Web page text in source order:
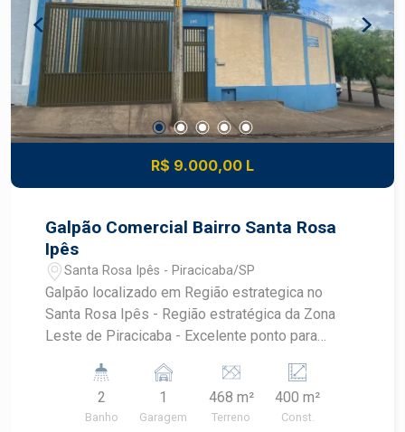
R$ 9.000,00 L
Galpão Comercial Bairro Santa Rosa
Ipês
Santa Rosa Ipês - Piracicaba/SP
Galpão localizado em Região estrategica no
Santa Rosa Ipês - Região estratégica da Zona
Leste de Piracicaba - Excelente ponto para
amplo, bem distribuído e funcional - Espaço ideal
para armazenamento, produção ou operação
Diferenciais : - 2 banheiros - 1 vaga de garagem -
2
Banho
1
Garagem
468 m²
Terreno
400 m²
Const.